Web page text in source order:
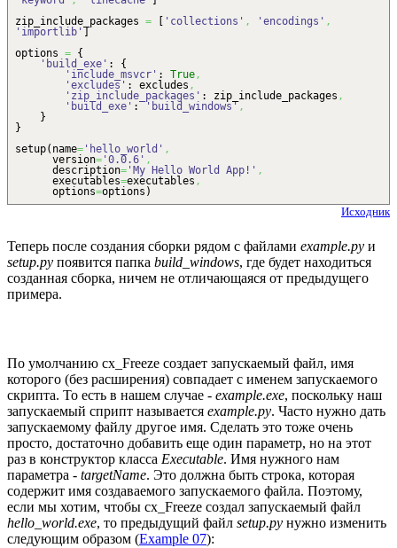
zip_include_packages = 'collections' , 'encodings' ,
'importlib'
options = {
'build_exe' : {
'include_msvcr' : True,
'excludes' : excludes ,
'zip_include_packages' : zip_include_packages ,
'build_exe' : 'build_windows' ,
}
}
setup( name= 'hello_world' ,
version= '0.0.6' ,
description= 'My Hello World App!' ,
executables=executables ,
options=options )
Исходник
Теперь после создания сборки рядом с файлами example.py и
setup.py появится папка build_windows, где будет находиться
созданная сборка, ничем не отличающаяся от предыдущего
примера.
По умолчанию cx_Freeze создает запускаемый файл, имя
которого (без расширения) совпадает с именем запускаемого
скрипта. То есть в нашем случае - example.exe, поскольку наш
запускаемый сприпт называется example.py. Часто нужно дать
запускаемому файлу другое имя. Сделать это тоже очень
просто, достаточно добавить еще один параметр, но на этот
раз в конструктор класса Executable. Имя нужного нам
параметра - targetName. Это должна быть строка, которая
содержит имя создаваемого запускаемого файла. Поэтому,
если мы хотим, чтобы cx_Freeze создал запускаемый файл
hello_world.exe, то предыдущий файл setup.py нужно изменить
следующим образом (Example 07):